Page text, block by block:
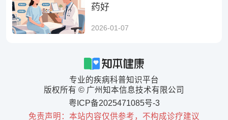
药好
2026-01-07
专业的疾病科普知识平台
版权所有 © 广州知本信息技术有限公司
粤ICP备2025471085号-3
免责声明：本站内容仅供参考，不构成诊疗建议